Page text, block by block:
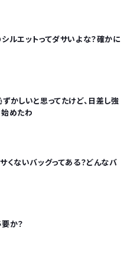
ルエットってダサいよな？確かに
かしいと思ってたけど、日差し強
めたわ
くないバッグってある？どんなバ
か？